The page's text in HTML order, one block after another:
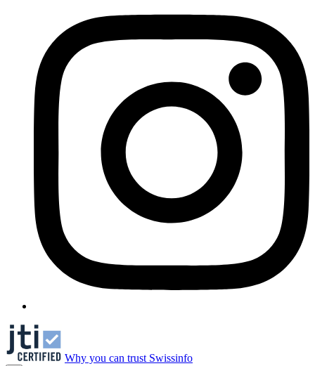
Why you can trust Swissinfo